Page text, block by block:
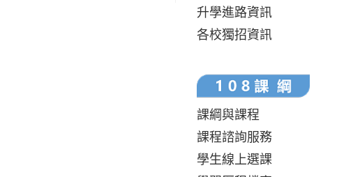
升學進路資訊
各校獨招資訊
課綱與課程
課程諮詢服務
學生線上選課